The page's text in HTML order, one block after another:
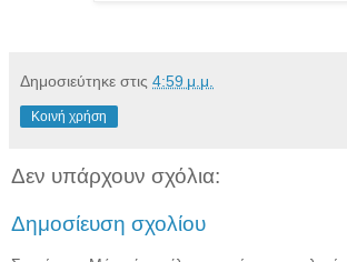
Δημοσιεύτηκε στις 4:59 μ.μ.
Κοινή χρήση
Δεν υπάρχουν σχόλια:
Δημοσίευση σχολίου